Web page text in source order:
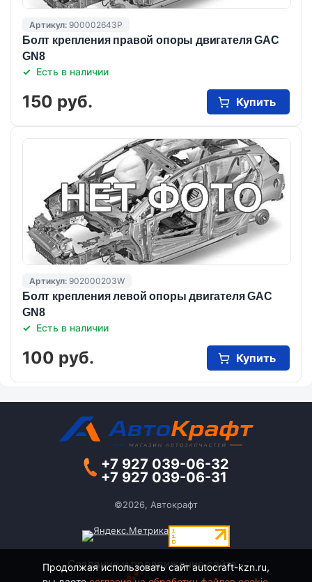
Артикул: 900002643P
Болт крепления правой опоры двигателя GAC
GN8
Есть в наличии
150 руб. Купить
Артикул: 902000203W
Болт крепления левой опоры двигателя GAC
GN8
Есть в наличии
100 руб. Купить
+7 927 039-06-32
+7 927 039-06-31
©2026, Автокрафт
Создание и продвижение сайта -
Продолжая использовать сайт autocraft-kzn.ru,